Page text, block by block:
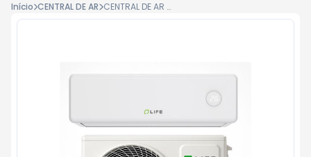
Início CENTRAL DE AR CENTRAL DE AR 12000 BTUS 220V HIWALL INVERTER LIFE